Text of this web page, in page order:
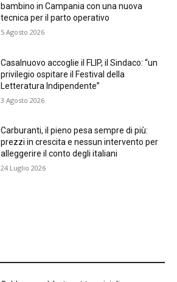
bambino in Campania con una nuova
tecnica per il parto operativo
5 Agosto 2026
Casalnuovo accoglie il FLIP, il Sindaco: “un
privilegio ospitare il Festival della
Letteratura Indipendente”
3 Agosto 2026
Carburanti, il pieno pesa sempre di più:
prezzi in crescita e nessun intervento per
alleggerire il conto degli italiani
24 Luglio 2026